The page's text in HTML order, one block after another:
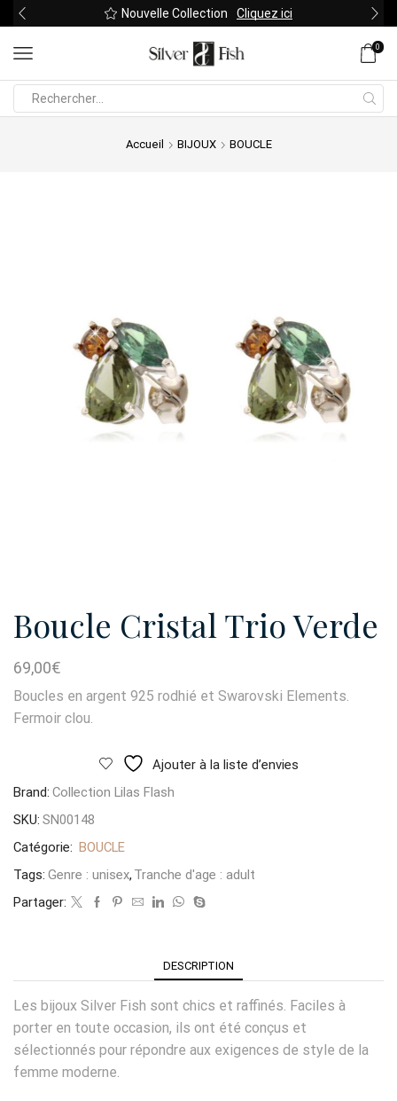
Nouvelle Collection Cliquez ici
0
Accueil BIJOUX BOUCLE
Boucle Cristal Trio Verde
69,00€
Boucles en argent 925 rodhié et Swarovski Elements.
Fermoir clou.
Ajouter à la liste d’envies
Brand: Collection Lilas Flash
SKU: SN00148
Catégorie: BOUCLE
Tags: Genre : unisex, Tranche d'age : adult
Partager:
DESCRIPTION
Les bijoux Silver Fish sont chics et raffinés. Faciles à
porter en toute occasion, ils ont été conçus et
sélectionnés pour répondre aux exigences de style de la
femme moderne.